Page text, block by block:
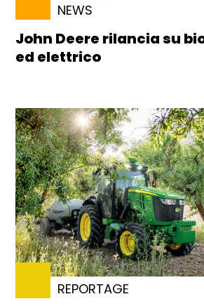
NEWS
John Deere rilancia su
ed elettrico
REPORTAGE